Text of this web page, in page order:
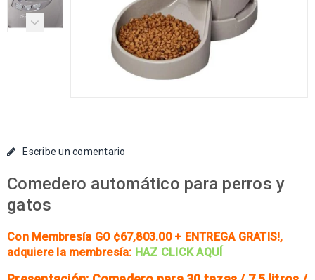
Escribe un comentario
Comedero automático para perros y
gatos
Con Membresía GO ¢67,803.00 + ENTREGA GRATIS!,
adquiere la membresía: HAZ CLICK AQUÍ